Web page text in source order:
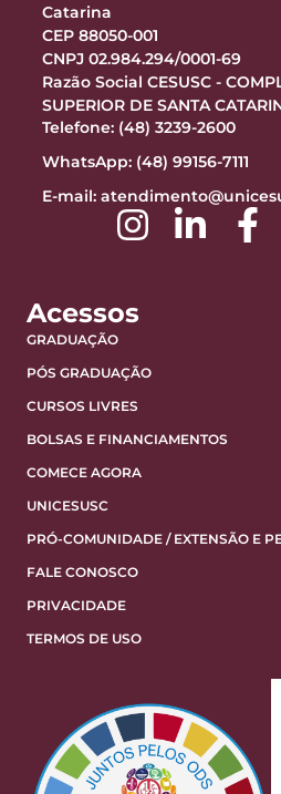
Catarina
CEP 88050-001
CNPJ 02.984.294/0001-69
Razão Social CESUSC -
SUPERIOR DE SANTA
Telefone: (48) 3239-2600
WhatsApp: (48) 99156-7111
E-mail:
Acessos
GRADUAÇÃO
PÓS GRADUAÇÃO
CURSOS LIVRES
BOLSAS E FINANCIAMENTOS
COMECE AGORA
UNICESUSC
PRÓ-COMUNIDADE / EXTENSÃO E
FALE CONOSCO
PRIVACIDADE
TERMOS DE USO